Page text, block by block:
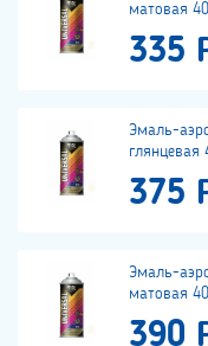
матовая
335
Эмаль-
глянцевая
375
Эмаль-
матовая
390